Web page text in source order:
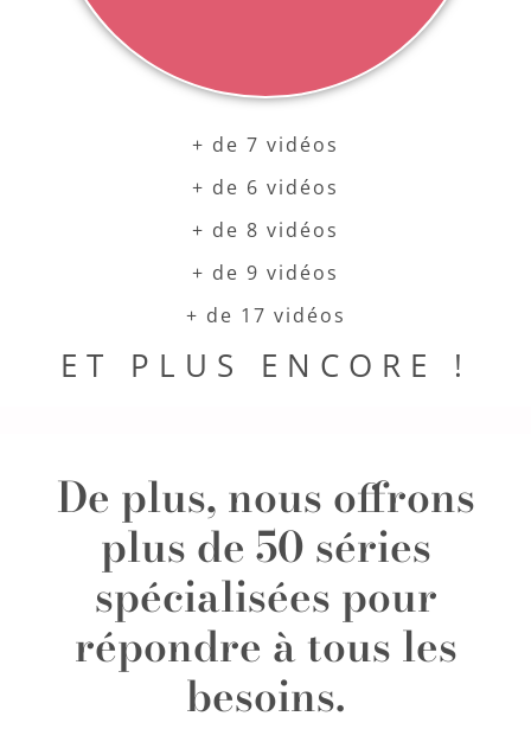
+ de 7 vidéos
+ de 6 vidéos
+ de 8 vidéos
+ de 9 vidéos
+ de 17 vidéos
ET PLUS ENCORE !
De plus, nous offrons
plus de 50 séries
spécialisées pour
répondre à tous les
besoins.